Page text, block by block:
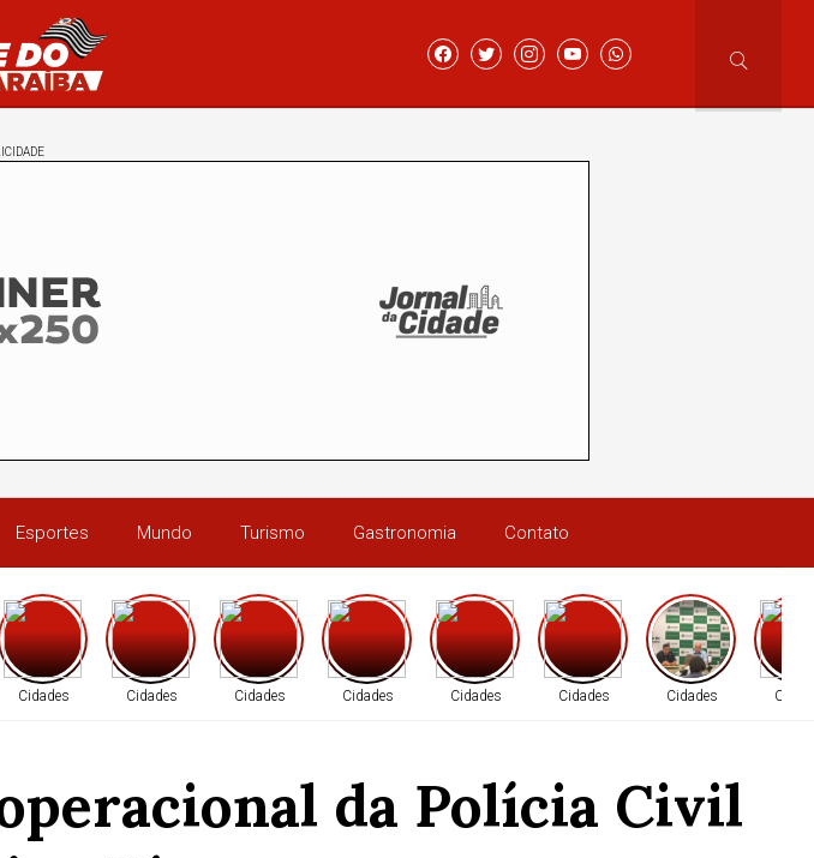
Esportes Mundo Turismo Gastronomia Contato
Cidades Cidades Cidades Cidades Cidades Cidades Cidades
da Polícia Civil